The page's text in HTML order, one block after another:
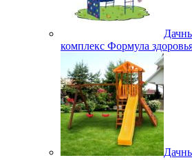
комплекс Формула